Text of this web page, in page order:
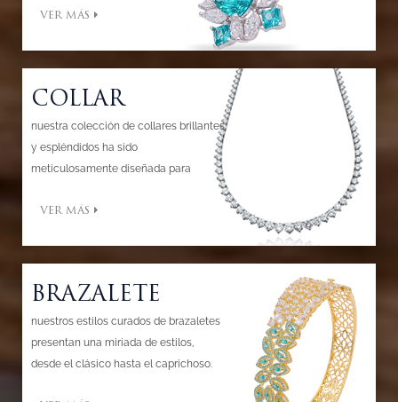
atractivo femenino.
VER MÁS
COLLAR
nuestra colección de collares brillantes
y espléndidos ha sido
meticulosamente diseñada para
sentido de gracia, clase y estilo.
VER MÁS
BRAZALETE
nuestros estilos curados de brazaletes
presentan una miríada de estilos,
desde el clásico hasta el caprichoso.